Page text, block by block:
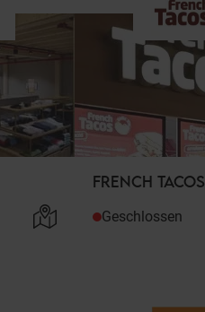
FRENCH TACOS
Geschlossen